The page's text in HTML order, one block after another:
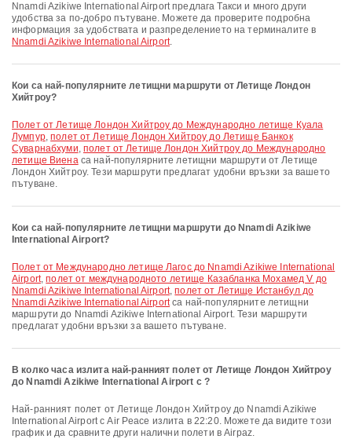
Nnamdi Azikiwe International Airport предлага Такси и много други
удобства за по-добро пътуване. Можете да проверите подробна
информация за удобствата и разпределението на терминалите в
Nnamdi Azikiwe International Airport.
Кои са най-популярните летищни маршрути от Летище Лондон
Хийтроу?
полет от Летище Лондон Хийтроу до Международно летище Куала
Лумпур,полет от Летище Лондон Хийтроу до Летище Банкок
Суварнабхуми, полет от Летище Лондон Хийтроу до Международно
летище Виенаса най-популярните летищни маршрути от Летище
Лондон Хийтроу. Тези маршрути предлагат удобни връзки за вашето
пътуване.
Кои са най-популярните летищни маршрути до Nnamdi Azikiwe
International Airport?
полет от Международно летище Лагос до Nnamdi Azikiwe International
Airport,полет от международното летище Казабланка Мохамед V до
Nnamdi Azikiwe International Airport,полет от Летище Истанбул до
Nnamdi Azikiwe International Airportса най-популярните летищни
маршрути до Nnamdi Azikiwe International Airport. Тези маршрути
предлагат удобни връзки за вашето пътуване.
В колко часа излита най-ранният полет от Летище Лондон Хийтроу
до Nnamdi Azikiwe International Airport с ?
Най-ранният полет от Летище Лондон Хийтроу до Nnamdi Azikiwe
International Airport с Air Peace излита в 22:20. Можете да видите този
график и да сравните други налични полети в Airpaz.